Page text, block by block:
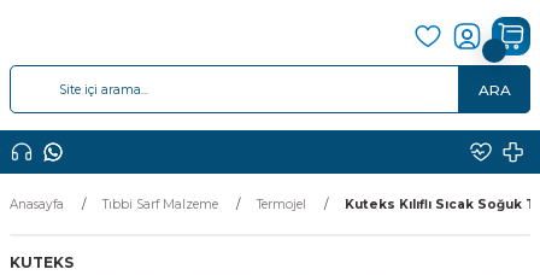
ARA
Anasayfa Tıbbi Sarf Malzeme Termojel Kuteks Kılıflı Sıcak Soğuk
KUTEKS